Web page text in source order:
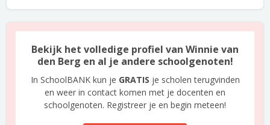
Bekijk het volledige profiel van Winnie van
den Berg en al je andere schoolgenoten!
In SchoolBANK kun je GRATIS je scholen terugvinden
en weer in contact komen met je docenten en
schoolgenoten. Registreer je en begin meteen!